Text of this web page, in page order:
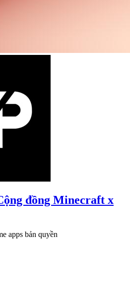
đồng Minecraft x
apps bản quyền